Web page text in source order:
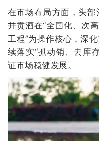
在市场布局方面，头
井贡酒在“全国化、次
工程”为操作核心，深
续落实“抓动销、去库
证市场稳健发展。